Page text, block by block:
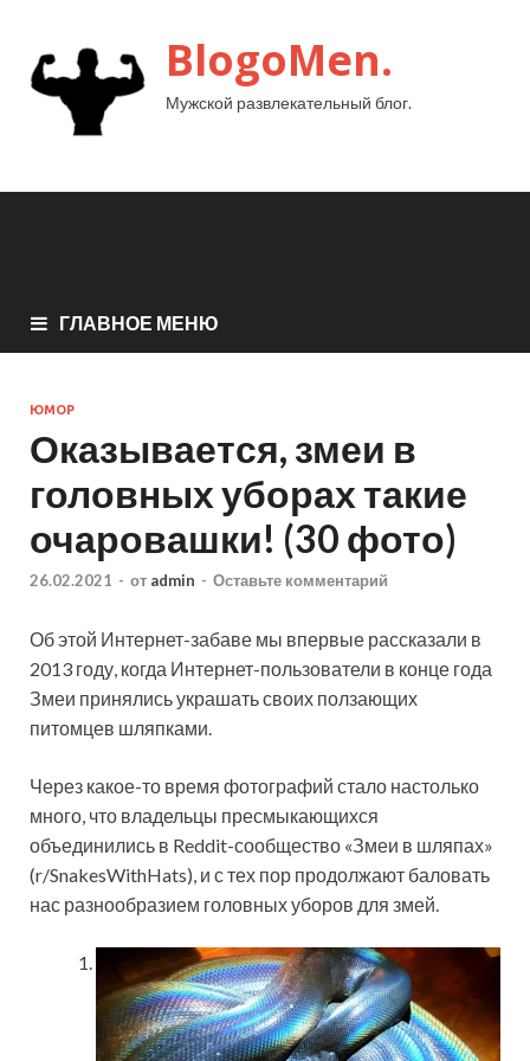
BlogoMen.
Мужской развлекательный блог.
ГЛАВНОЕ МЕНЮ
ЮМОР
Оказывается, змеи в
головных уборах такие
очаровашки! (30 фото)
26.02.2021 - от admin - Оставьте комментарий
Об этой Интернет-забаве мы впервые рассказали в
2013 году, когда Интернет-пользователи в конце года
Змеи принялись украшать своих ползающих
питомцев шляпками.
Через какое-то время фотографий стало настолько
много, что владельцы пресмыкающихся
объединились в Reddit-сообщество «Змеи в шляпах»
(r/SnakesWithHats), и с тех пор продолжают баловать
нас разнообразием головных уборов для змей.